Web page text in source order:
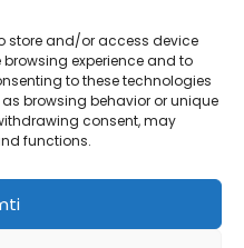
store and/or access device
experience and to
to these technologies
browsing behavior or unique
consent, may
functions.